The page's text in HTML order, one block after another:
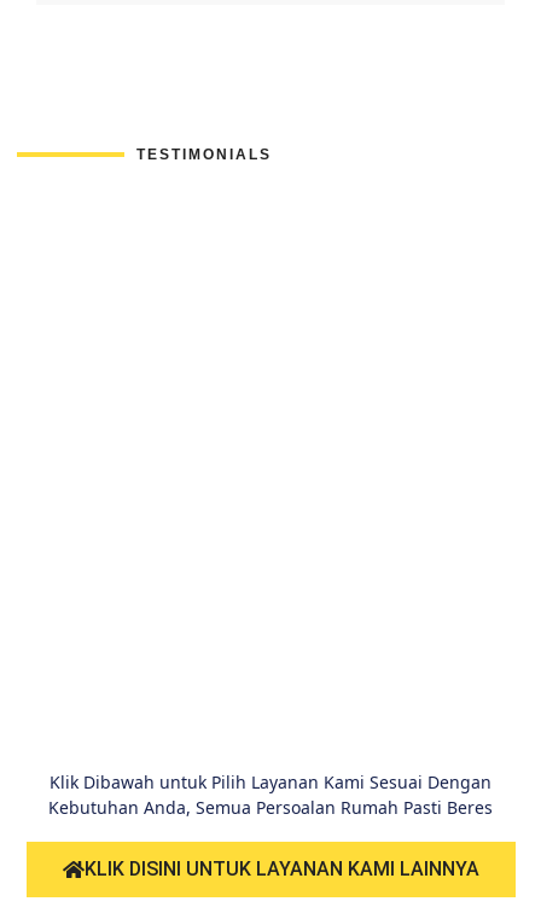
TESTIMONIALS
Klik Dibawah untuk Pilih Layanan Kami Sesuai Dengan
Kebutuhan Anda, Semua Persoalan Rumah Pasti Beres
KLIK DISINI UNTUK LAYANAN KAMI LAINNYA